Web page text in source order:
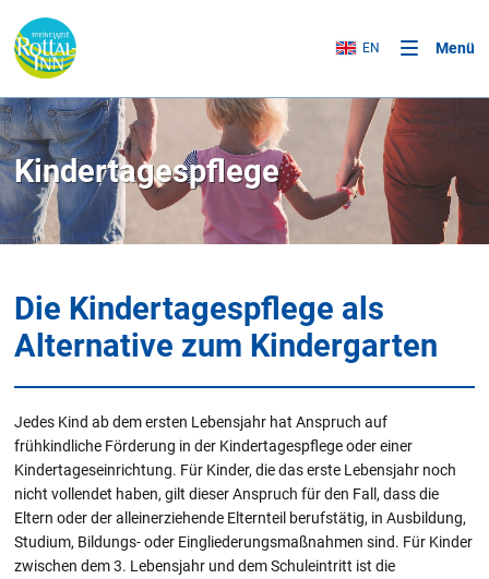
EN Menü
Kindertagespflege
Die Kindertagespflege als
Alternative zum Kindergarten
Jedes Kind ab dem ersten Lebensjahr hat Anspruch auf
frühkindliche Förderung in der Kindertagespflege oder einer
Kindertageseinrichtung. Für Kinder, die das erste Lebensjahr noch
nicht vollendet haben, gilt dieser Anspruch für den Fall, dass die
Eltern oder der alleinerziehende Elternteil berufstätig, in Ausbildung,
Studium, Bildungs- oder Eingliederungsmaßnahmen sind. Für Kinder
zwischen dem 3. Lebensjahr und dem Schuleintritt ist die